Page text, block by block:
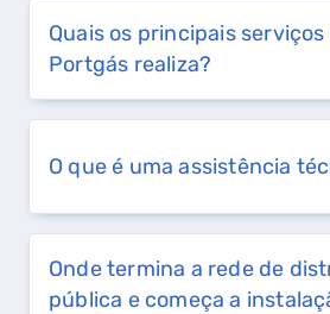
Quais os principais serviços
Portgás realiza?
O que é uma assistência
Onde termina a rede de
pública e começa a
GASES